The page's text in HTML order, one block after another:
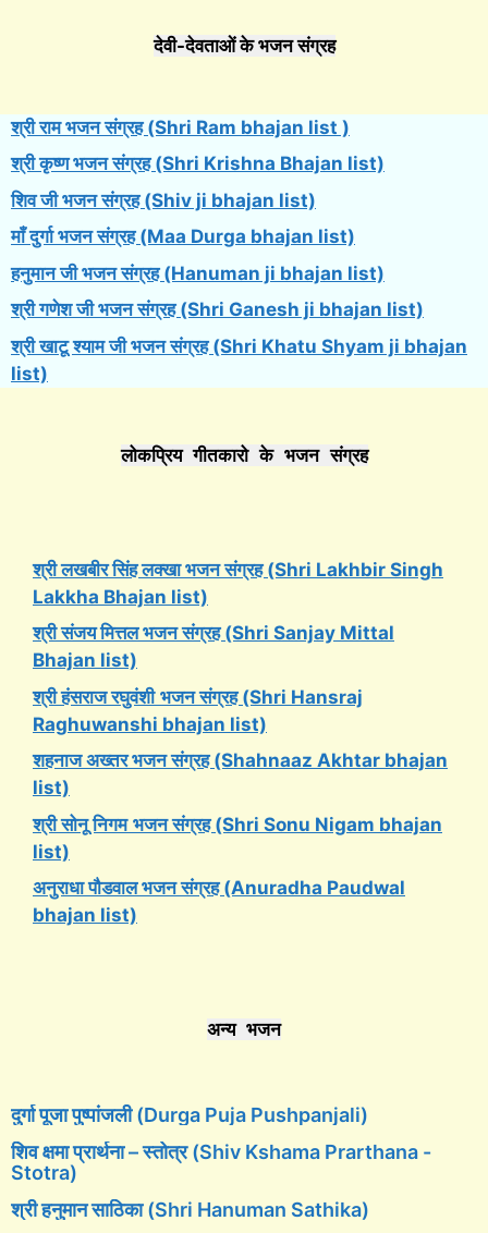
देवी-देवताओं के भजन संग्रह
श्री राम भजन संग्रह (Shri Ram bhajan list )
श्री कृष्ण भजन संग्रह (Shri Krishna Bhajan list)
शिव जी भजन संग्रह (Shiv ji bhajan list)
माँ दुर्गा भजन संग्रह (Maa Durga bhajan list)
हनुमान जी भजन संग्रह (Hanuman ji bhajan list)
श्री गणेश जी भजन संग्रह (Shri Ganesh ji bhajan list)
श्री खाटू श्याम जी भजन संग्रह (Shri Khatu Shyam ji bhajan
list)
लोकप्रिय गीतकारो के भजन संग्रह
श्री लखबीर सिंह लक्खा भजन संग्रह (Shri Lakhbir Singh
Lakkha Bhajan list)
श्री संजय मित्तल भजन संग्रह (Shri Sanjay Mittal
Bhajan list)
श्री हंसराज रघुवंशी भजन संग्रह (Shri Hansraj
Raghuwanshi bhajan list)
शहनाज अख्तर भजन संग्रह (Shahnaaz Akhtar bhajan
list)
श्री सोनू निगम भजन संग्रह (Shri Sonu Nigam bhajan
list)
अनुराधा पौडवाल भजन संग्रह (Anuradha Paudwal
bhajan list)
अन्य भजन
दुर्गा पूजा पुष्पांजली (Durga Puja Pushpanjali)
शिव क्षमा प्रार्थना – स्तोत्र (Shiv Kshama Prarthana -
Stotra)
श्री हनुमान साठिका (Shri Hanuman Sathika)